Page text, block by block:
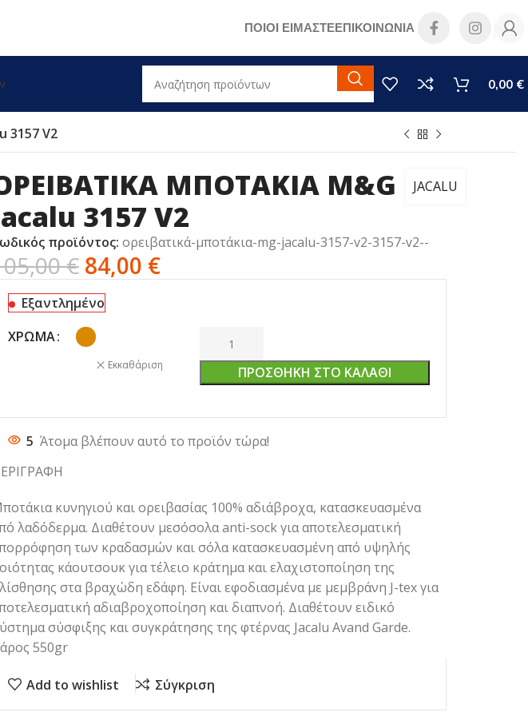
ΠΟΙΟΙ ΕΙΜΑΣΤΕΕΠΙΚΟΙΝΩΝΙΑ
0,00 €
3157 V2
ΜΠΟΤΑΚΙΑ M&G
3157 V2
JACALU
προϊόντος: ορειβατικά-μποτάκια-mg-jacalu-3157-v2-3157-v2--
€ 84,00 €
Εξαντλημένο
ΧΡΏΜΑ
Εκκαθάριση ΠΡΟΣΘΉΚΗ ΣΤΟ ΚΑΛΆΘΙ
5 Άτομα βλέπουν αυτό το προϊόν τώρα!
κυνηγιού και ορειβασίας 100% αδιάβροχα, κατασκευασμένα
λαδόδερμα. Διαθέτουν μεσόσολα anti-sock για αποτελεσματική
των κραδασμών και σόλα κατασκευασμένη από υψηλής
κάουτσουκ για τέλειο κράτημα και ελαχιστοποίηση της
στα βραχώδη εδάφη. Είναι εφοδιασμένα με μεμβράνη J-tex για
αδιαβροχοποίηση και διαπνοή. Διαθέτουν ειδικό
σύσφιξης και συγκράτησης της φτέρνας Jacalu Αvand Garde.
550gr
Add to wishlist Σύγκριση